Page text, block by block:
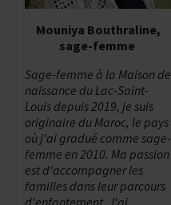
Mouniya Bouthraline,
sage-femme
Sage-femme à la Maison de
naissance du Lac-Saint-
Louis depuis 2019, je suis
originaire du Maroc, le pays
où j'ai gradué comme sage-
femme en 2010. Ma passion
est d'accompagner les
familles dans leur parcours